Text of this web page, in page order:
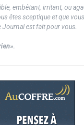
embêtant, irritant, ou
êtes sceptique et que
Journal est fait pour vous.
.